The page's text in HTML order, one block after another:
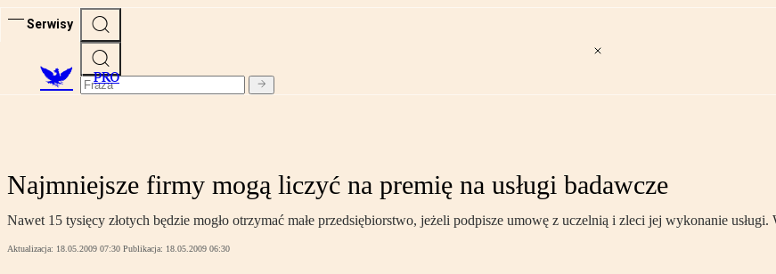
Serwisy
PRO
Najmniejsze firmy mogą liczyć na premię na usługi badawcze
Nawet 15 tysięcy złotych będzie mogło otrzymać małe przedsiębiorstwo, jeżeli podpisze umowę z uczelnią i zleci jej wykonanie
Aktualizacja: 18.05.2009 07:30 Publikacja: 18.05.2009 06:30